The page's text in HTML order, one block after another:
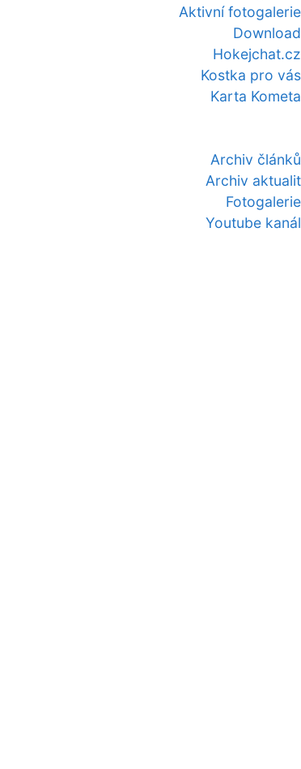
Aktivní fotogalerie
Download
Hokejchat.cz
Kostka pro vás
Karta Kometa
Archiv článků
Archiv aktualit
Fotogalerie
Youtube kanál